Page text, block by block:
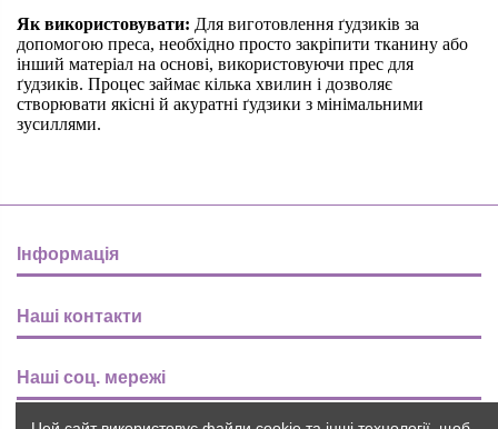
Як використовувати: Для виготовлення ґудзиків за
допомогою преса, необхідно просто закріпити тканину або
інший матеріал на основі, використовуючи прес для
ґудзиків. Процес займає кілька хвилин і дозволяє
створювати якісні й акуратні ґудзики з мінімальними
зусиллями.
Інформація
Наші контакти
Наші соц. мережі